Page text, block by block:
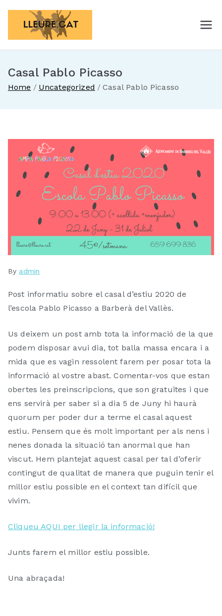
Just another WordPress site
Casal Pablo Picasso
Home Uncategorized Casal Pablo Picasso
By admin
P
s
t
d
o
0
5
/
2
0
P
s
t
d
i
a
t
e
g
o
Post informatiu sobre el casal d’estiu 2020 de
l’escola Pablo Picasso a Barberà del Vallès.
Us deixem un post amb tota la informació de la que
podem disposar avui dia, tot balla massa encara i a
mida que es vagin ressolent farem per posar tota la
informació al vostre abast. Comentar-vos que estan
obertes les preinscripcions, que son gratuïtes i que
ens servirà per saber si a dia 5 de Juny hi haurà
quorum per poder dur a terme el casal aquest
estiu. Pensem que és molt important per als nens i
nenes donada la situació tan anormal que han
viscut. Hem plantejat aquest casal per tal d’oferir
contingut de qualitat de manera que puguin tenir el
millor estiu possible en el context tan difícil que
vivim.
Cliqueu AQUI per llegir la informació!
Junts farem el millor estiu possible.
Una abraçada!